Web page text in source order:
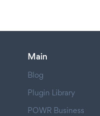
Main
Blog
Plugin Library
POWR Business